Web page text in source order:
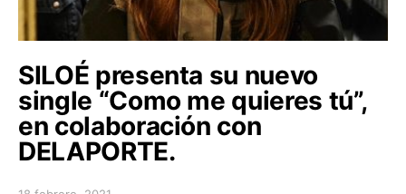
SILOÉ presenta su nuevo
single “Como me quieres tú”,
en colaboración con
DELAPORTE.